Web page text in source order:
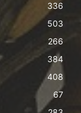
336
503
266
384
408
67